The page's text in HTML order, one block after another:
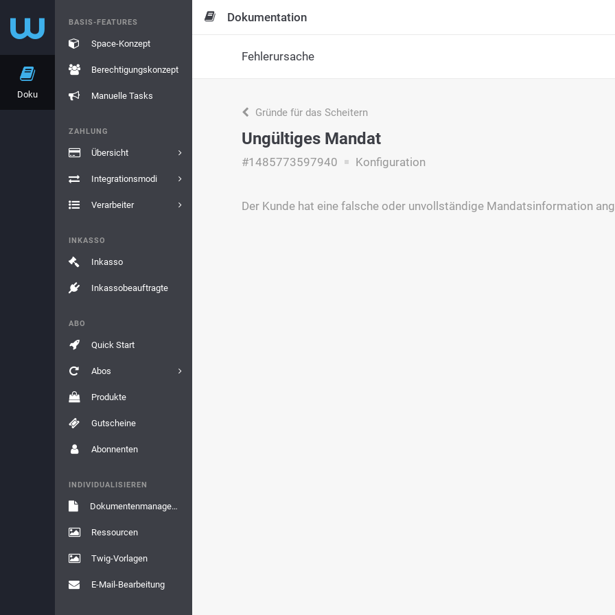
Doku
BASIS-FEATURES
Space-Konzept
Berechtigungskonzept
Manuelle Tasks
ZAHLUNG
Übersicht
Integrationsmodi
Verarbeiter
INKASSO
Inkasso
Inkassobeauftragte
ABO
Quick Start
Abos
Produkte
Gutscheine
Abonnenten
INDIVIDUALISIEREN
Dokumentenmanagement
Ressourcen
Twig-Vorlagen
E-Mail-Bearbeitung
Dokumentation
Fehlerursache
Gründe für das Scheitern
Ungültiges Mandat
#1485773597940 Konfiguration
Der Kunde hat eine falsche oder unvollständige Mandatsinformation